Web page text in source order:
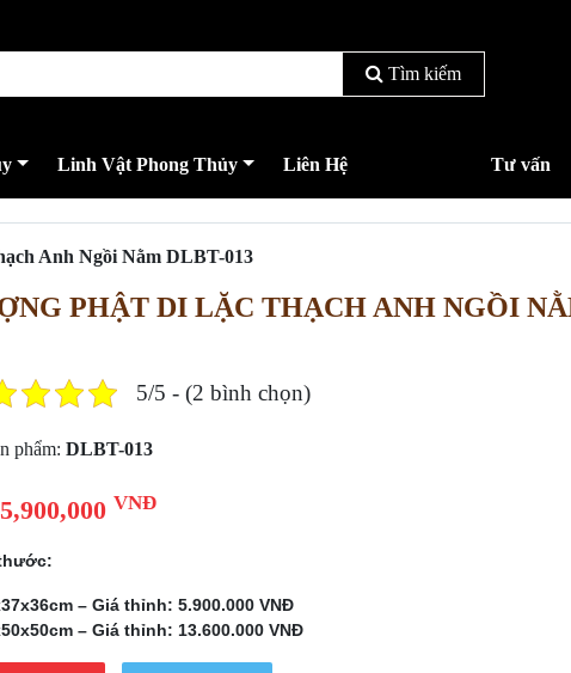
Tìm kiếm
Linh Vật Phong Thủy Liên Hệ Tư vấn
Anh Ngồi Nằm DLBT-013
PHẬT DI LẶC THẠCH ANH NGỒI
5/5 - (2 bình chọn)
phẩm: DLBT-013
5,900,000 VNĐ
– Giá thỉnh: 5.900.000 VNĐ
– Giá thỉnh: 13.600.000 VNĐ